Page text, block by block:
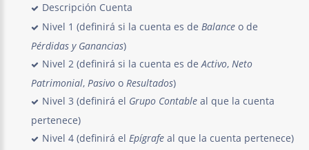
Descripción Cuenta
Nivel 1 (definirá si la cuenta es de Balance o de
Pérdidas y Ganancias)
Nivel 2 (definirá si la cuenta es deActivo, Neto
Patrimonial, Pasivo o Resultados)
Nivel 3 (definirá el Grupo Contable al que la cuenta
pertenece)
Nivel 4 (definirá el Epígrafe al que la cuenta pertenece)